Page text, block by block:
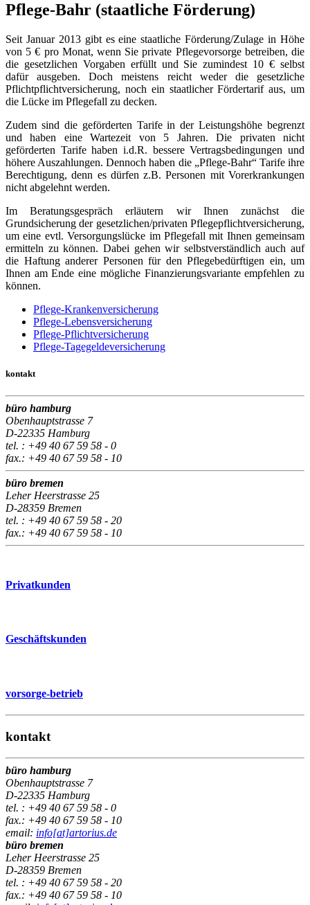
Pflege-Bahr (staatliche Förderung)
Seit Januar 2013 gibt es eine staatliche Förderung/Zulage in Höhe
von 5 € pro Monat, wenn Sie private Pflegevorsorge betreiben, die
die gesetzlichen Vorgaben erfüllt und Sie zumindest 10 € selbst
dafür ausgeben. Doch meistens reicht weder die gesetzliche
Pflichtpflichtversicherung, noch ein staatlicher Fördertarif aus, um
die Lücke im Pflegefall zu decken.
Zudem sind die geförderten Tarife in der Leistungshöhe begrenzt
und haben eine Wartezeit von 5 Jahren. Die privaten nicht
geförderten Tarife haben i.d.R. bessere Vertragsbedingungen und
höhere Auszahlungen. Dennoch haben die „Pflege-Bahr“ Tarife ihre
Berechtigung, denn es dürfen z.B. Personen mit Vorerkrankungen
nicht abgelehnt werden.
Im Beratungsgespräch erläutern wir Ihnen zunächst die
Grundsicherung der gesetzlichen/privaten Pflegepflichtversicherung,
um eine evtl. Versorgungslücke im Pflegefall mit Ihnen gemeinsam
ermitteln zu können. Dabei gehen wir selbstverständlich auch auf
die Haftung anderer Personen für den Pflegebedürftigen ein, um
Ihnen am Ende eine mögliche Finanzierungsvariante empfehlen zu
können.
Pflege-Krankenversicherung
Pflege-Lebensversicherung
Pflege-Pflichtversicherung
Pflege-Tagegeldeversicherung
kontakt
büro hamburg
Obenhauptstrasse 7
D-22335 Hamburg
tel. : +49 40 67 59 58 - 0
fax.: +49 40 67 59 58 - 10
büro bremen
Leher Heerstrasse 25
D-28359 Bremen
tel. : +49 40 67 59 58 - 20
fax.: +49 40 67 59 58 - 10
Privatkunden
Geschäftskunden
vorsorge-betrieb
kontakt
büro hamburg
Obenhauptstrasse 7
D-22335 Hamburg
tel. : +49 40 67 59 58 - 0
fax.: +49 40 67 59 58 - 10
email: info[at]artorius.de
büro bremen
Leher Heerstrasse 25
D-28359 Bremen
tel. : +49 40 67 59 58 - 20
fax.: +49 40 67 59 58 - 10